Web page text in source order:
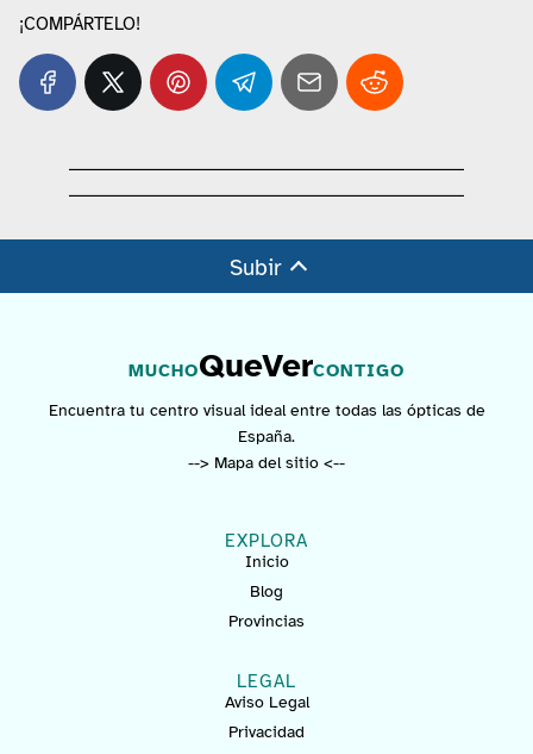
¡COMPÁRTELO!
Subir
MUCHOQueVerCONTIGO
Encuentra tu centro visual ideal entre todas las ópticas de
España.
--> Mapa del sitio <--
EXPLORA
Inicio
Blog
Provincias
LEGAL
Aviso Legal
Privacidad